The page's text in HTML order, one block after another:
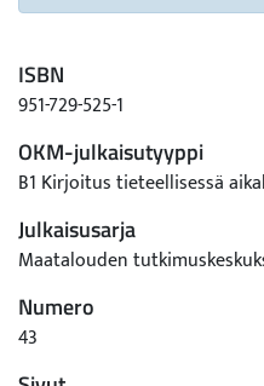
ISBN
951-729-525-1
OKM-julkaisutyyppi
B1 Kirjoitus tieteellisessä
Julkaisusarja
Maatalouden
Numero
43